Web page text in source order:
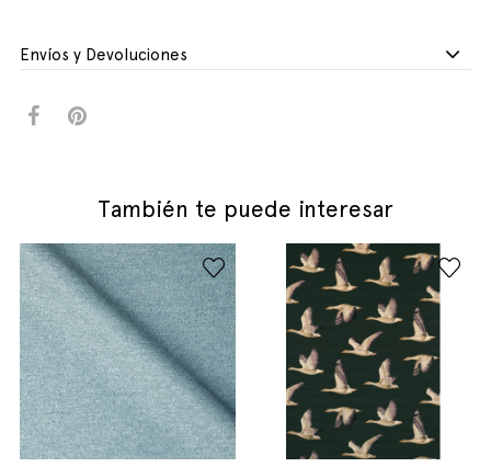
Envíos y Devoluciones
También te puede interesar